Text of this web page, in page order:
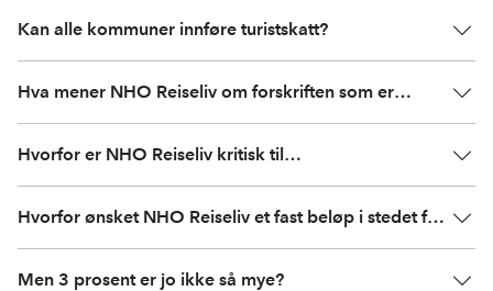
Kan alle kommuner innføre turistskatt?
Hva mener NHO Reiseliv om forskriften som er
Hvorfor er NHO Reiseliv kritisk til
Hvorfor ønsket NHO Reiseliv et fast beløp i stedet for
Men 3 prosent er jo ikke så mye?